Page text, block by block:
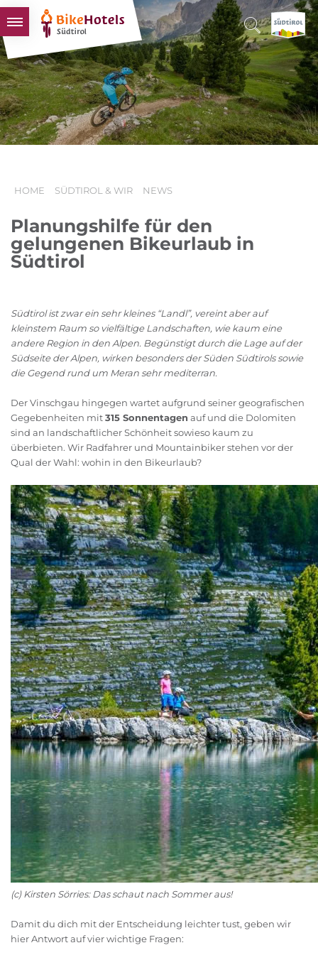
BIKEHOTELS
HOTELS & PAKETE
TOUREN & REVIERE
SÜDTIROL & WIR
HOME SÜDTIROL & WIR NEWS
Planungshilfe für den
gelungenen Bikeurlaub in
Südtirol
Südtirol ist zwar ein sehr kleines “Landl”, vereint aber auf
kleinstem Raum so vielfältige Landschaften, wie kaum eine
andere Region in den Alpen. Begünstigt durch die Lage auf der
Südseite der Alpen, wirken besonders der Süden Südtirols sowie
die Gegend rund um Meran sehr mediterran.
Der Vinschgau hingegen wartet aufgrund seiner geografischen
Gegebenheiten mit315 Sonnentagen auf und die Dolomiten
sind an landschaftlicher Schönheit sowieso kaum zu
überbieten. Wir Radfahrer und Mountainbiker stehen vor der
Qual der Wahl: wohin in den Bikeurlaub?
(c) Kirsten Sörries: Das schaut nach Sommer aus!
Damit du dich mit der Entscheidung leichter tust, geben wir
hier Antwort auf vier wichtige Fragen: